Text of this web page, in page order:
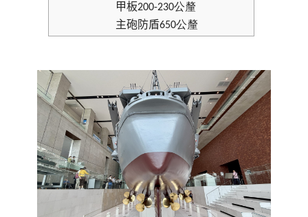
甲板200-230公釐
主砲防盾650公釐